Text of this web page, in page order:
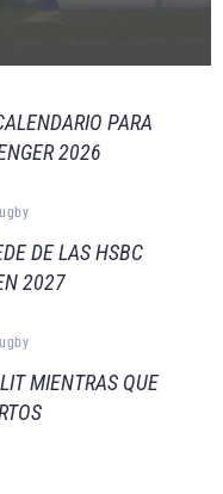
PARA
2026
DE LAS HSBC
2027
MIENTRAS QUE